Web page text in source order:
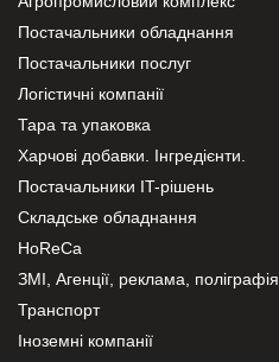
Постачальники обладнання
Постачальники послуг
Логістичні компанії
Тара та упаковка
Харчові добавки. Інгредієнти.
Постачальники IT-рішень
Складське обладнання
HoReCa
ЗМІ, Агенції, реклама, поліграфія
Транспорт
Іноземні компанії